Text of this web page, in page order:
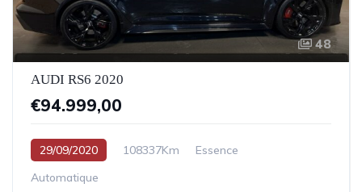
48
AUDI RS6 2020
€94.999,00
29/09/2020 108337Km
Essence
Automatique